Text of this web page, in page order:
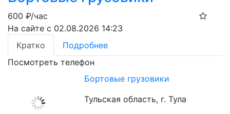
600 ₽/час
На сайте с 02.08.2026 14:23
Кратко
Подробнее
Посмотреть телефон
Бортовые грузовики
Тульская область, г. Тула